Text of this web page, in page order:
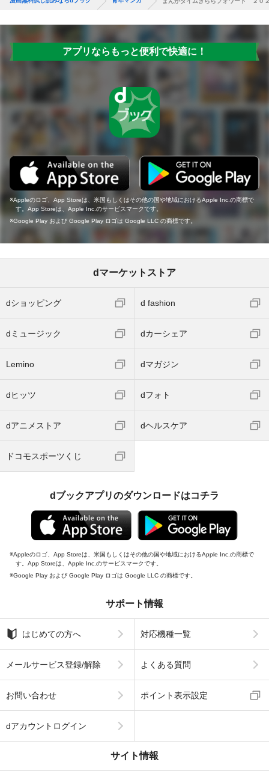
アプリならもっと便利で快適に！
Appleのロゴ、App Storeは、米国もしくはその他の国や地域におけるApple Inc.の商標で
す。App Storeは、Apple Inc.のサービスマークです。
Google Play および Google Play ロゴは Google LLC の商標です。
dマーケットストア
dショッピング d fashion
dミュージック dカーシェア
Lemino dマガジン
dヒッツ dフォト
dアニメストア dヘルスケア
ドコモスポーツくじ
dブックアプリのダウンロードはコチラ
Appleのロゴ、App Storeは、米国もしくはその他の国や地域におけるApple Inc.の商標で
す。App Storeは、Apple Inc.のサービスマークです。
Google Play および Google Play ロゴは Google LLC の商標です。
サポート情報
はじめての方へ 対応機種一覧
メールサービス登録/解除 よくある質問
お問い合わせ ポイント表示設定
dアカウントログイン
サイト情報